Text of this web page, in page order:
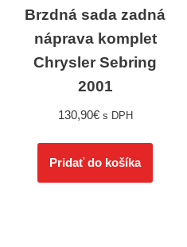
Brzdná sada zadná
náprava komplet
Chrysler Sebring
2001
130,90€ s DPH
Pridať do košíka